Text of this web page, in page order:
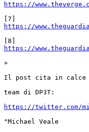
https://
https://
https://
»
Il post cita in calce
team di DP3T:
https://twitter.com/
"Michael Veale